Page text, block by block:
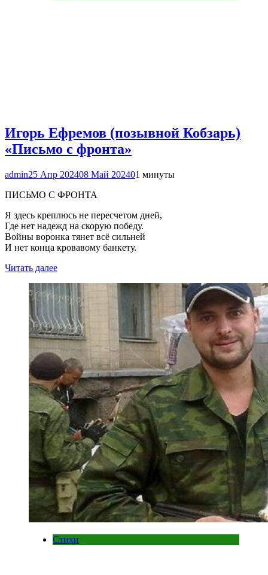
Игорь Ефремов (позывной Кобзарь)
«Письмо с фронта»
admin25 Апр 202408 Май 202401 минуты
ПИСЬМО С ФРОНТА
Я здесь креплюсь не пересчетом дней,
Где нет надежд на скорую победу.
Войны воронка тянет всё сильней
И нет конца кровавому банкету.
Читать далее
Стихи